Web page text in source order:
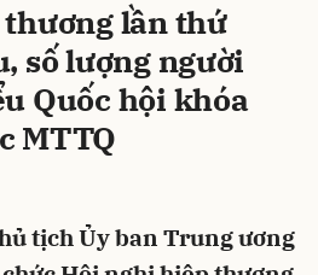
lần thứ
số lượng người
Quốc hội khóa
MTTQ
tịch Ủy ban Trung ương